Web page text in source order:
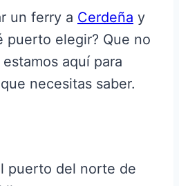
un ferry a Cerdeña y
puerto elegir? Que no
aquí para
necesitas saber.
puerto del norte de